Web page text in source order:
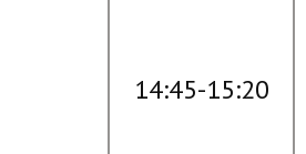
14:45-15:20